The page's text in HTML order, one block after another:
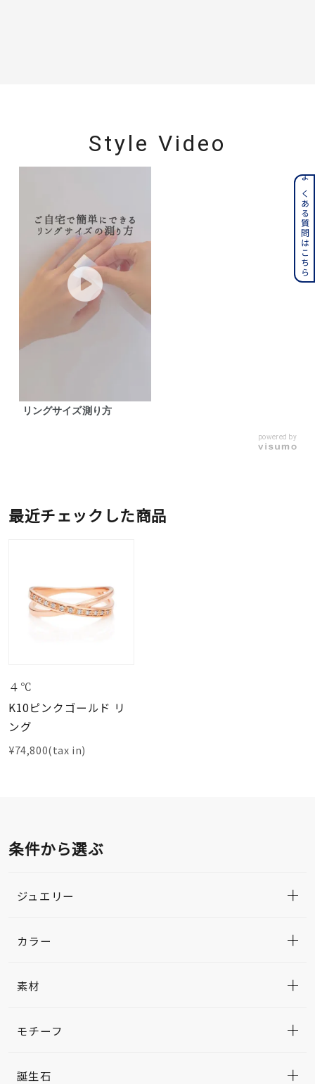
Style Video
リングサイズ測り方
powered by
最近チェックした商品
４℃
K10ピンクゴールド リ
ング
¥74,800(tax in)
条件から選ぶ
ジュエリー
カラー
素材
モチーフ
誕生石
よくある質問はこちら